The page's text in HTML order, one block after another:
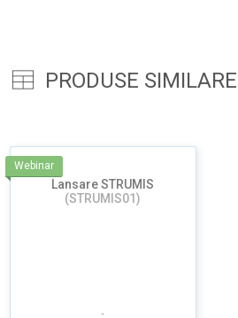
PRODUSE SIMILARE
Webinar
Lansare STRUMIS
(STRUMIS01)